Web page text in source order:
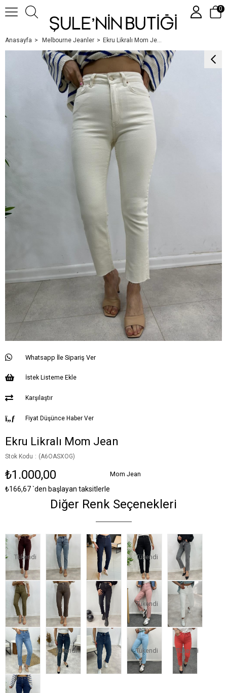
0
Anasayfa Melbourne Jeanler Ekru Likralı Mom Jean
Whatsapp İle Sipariş Ver
İstek Listeme Ekle
Karşılaştır
Fiyat Düşünce Haber Ver
Ekru Likralı Mom Jean
Stok Kodu (A6OASXOG)
₺1.000,00
₺166,67`den başlayan taksitlerle
Mom Jean
Diğer Renk Seçenekleri
Tükendi Tükendi
Tükendi
Tükendi Tükendi Tükendi